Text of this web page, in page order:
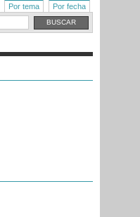
Por tema Por fecha